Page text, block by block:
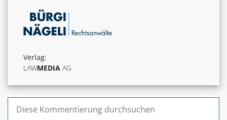
Verlag:
LAWMEDIA AG
Suchen nach: